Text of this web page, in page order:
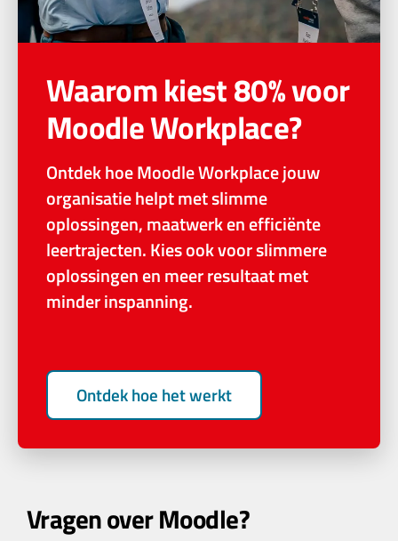
Waarom kiest 80% voor
Moodle Workplace?
Ontdek hoe Moodle Workplace jouw
organisatie helpt met slimme
oplossingen, maatwerk en efficiënte
leertrajecten. Kies ook voor slimmere
oplossingen en meer resultaat met
minder inspanning.
Ontdek hoe het werkt
Vragen over Moodle?